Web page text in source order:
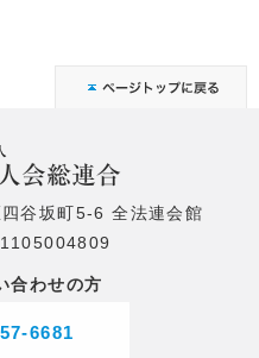
谷坂町5-6 全法連会館
合わせの方
6681